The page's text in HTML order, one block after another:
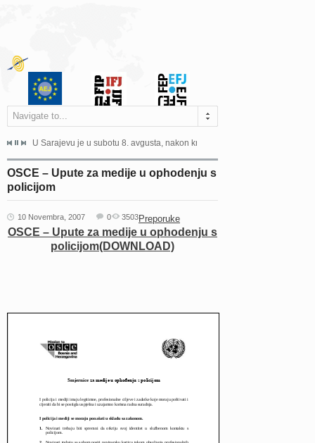
Navigate to...
na zahtjeve za pristup informacijama u zakonskom...
U Sarajevu je u subotu 8. avgusta, nakon kraće bolesti, preminuo
OSCE – Upute za medije u ophodenju s
policijom
10 Novembra, 2007 Preporuke
0 3503
OSCE – Upute za medije u ophodenju s
policijom(DOWNLOAD)